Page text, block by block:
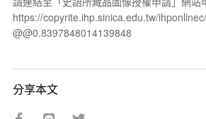
https://copyrite.ihp.sinica.edu.tw/
@@0.8397848014139848
分享本文